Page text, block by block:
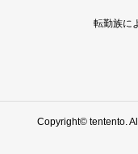
転勤族に
Copyright© tentento.